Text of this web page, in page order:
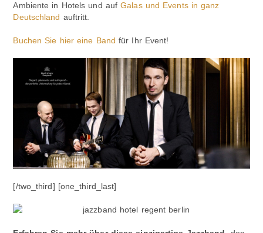
Ambiente in Hotels und aufGalas und Events in ganz
Deutschland auftritt.
Buchen Sie hier eine Band für Ihr Event!
[/two_third] [one_third_last]